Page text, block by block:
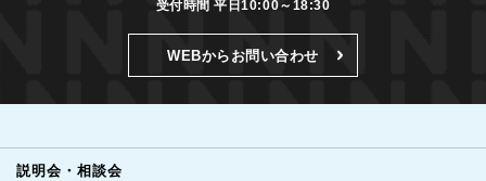
受付時間 平日10:00～18:30
WEBからお問い合わせ
説明会・相談会